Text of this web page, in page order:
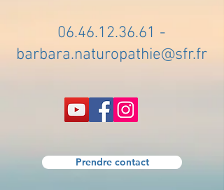
06.46.12.36.61 -
barbara.naturopathie@sfr.fr
Prendre contact